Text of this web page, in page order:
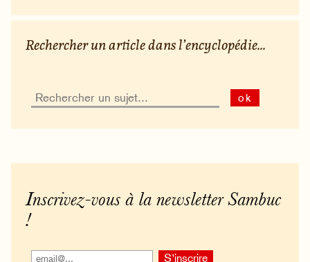
Rechercher un article dans l’encyclopédie...
ok
Inscrivez-vous à la newsletter Sambuc
!